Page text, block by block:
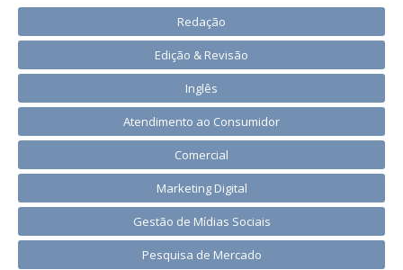
Redação
Edição & Revisão
Inglês
Atendimento ao Consumidor
Comercial
Marketing Digital
Gestão de Mídias Sociais
Pesquisa de Mercado